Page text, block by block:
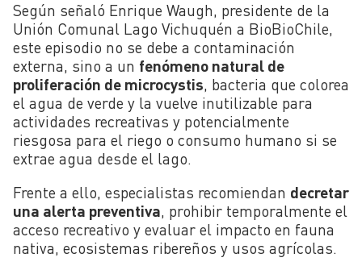
Según señaló Enrique Waugh, presidente de la
Unión Comunal Lago Vichuquén a BioBioChile,
este episodio no se debe a contaminación
externa, sino a un fenómeno natural de
proliferación de microcystis, bacteria que colorea
el agua de verde y la vuelve inutilizable para
actividades recreativas y potencialmente
riesgosa para el riego o consumo humano si se
extrae agua desde el lago.
Frente a ello, especialistas recomiendan decretar
una alerta preventiva, prohibir temporalmente el
acceso recreativo y evaluar el impacto en fauna
nativa, ecosistemas ribereños y usos agrícolas.